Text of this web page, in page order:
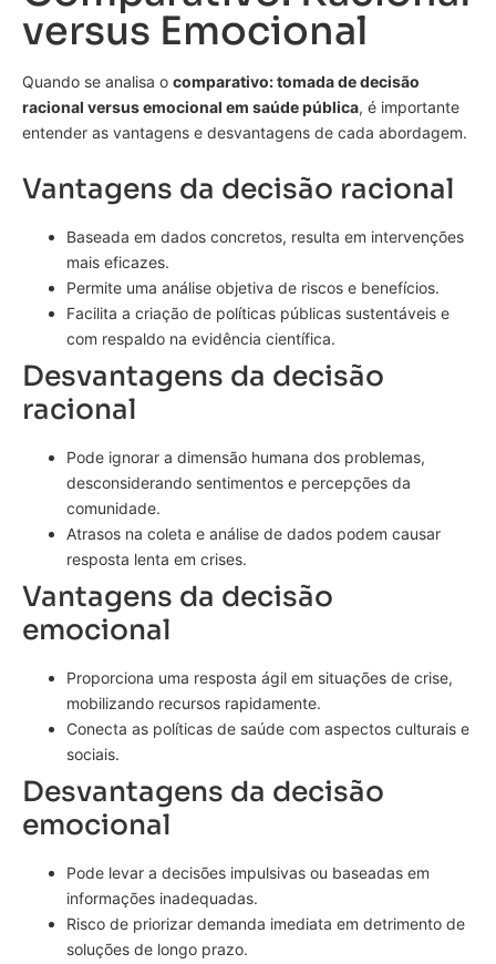
versus Emocional
Quando se analisa o comparativo: tomada de decisão
racional versus emocional em saúde pública, é importante
entender as vantagens e desvantagens de cada abordagem.
Vantagens da decisão racional
Baseada em dados concretos, resulta em intervenções
mais eficazes.
Permite uma análise objetiva de riscos e benefícios.
Facilita a criação de políticas públicas sustentáveis e
com respaldo na evidência científica.
Desvantagens da decisão
racional
Pode ignorar a dimensão humana dos problemas,
desconsiderando sentimentos e percepções da
comunidade.
Atrasos na coleta e análise de dados podem causar
resposta lenta em crises.
Vantagens da decisão
emocional
Proporciona uma resposta ágil em situações de crise,
mobilizando recursos rapidamente.
Conecta as políticas de saúde com aspectos culturais e
sociais.
Desvantagens da decisão
emocional
Pode levar a decisões impulsivas ou baseadas em
informações inadequadas.
Risco de priorizar demanda imediata em detrimento de
soluções de longo prazo.